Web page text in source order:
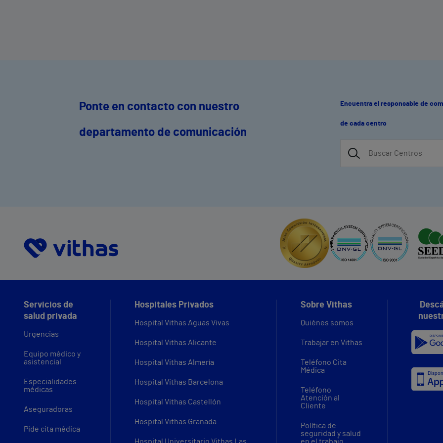
Ponte en contacto con nuestro
departamento de comunicación
Encuentra el responsable de
de cada centro
Servicios de
salud privada
Urgencias
Equipo médico y
asistencial
Especialidades
médicas
Aseguradoras
Pide cita médica
Hospitales Privados
Hospital Vithas Aguas Vivas
Hospital Vithas Alicante
Hospital Vithas Almería
Hospital Vithas Barcelona
Hospital Vithas Castellón
Hospital Vithas Granada
Sobre Vithas
Quiénes somos
Trabajar en Vithas
Teléfono Cita
Médica
Teléfono
Atención al
Cliente
Política de
seguridad y salud